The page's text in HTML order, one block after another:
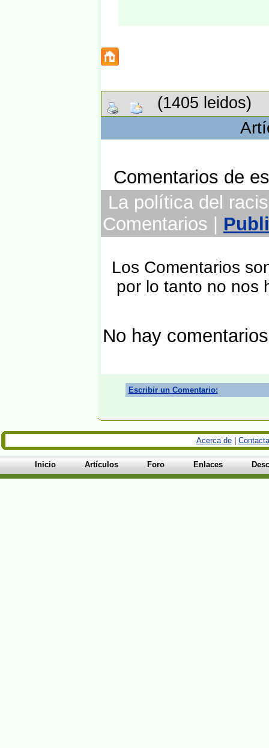
(1405 leidos)
Comentarios de
La política del
Comentarios |
Los Comentarios
por lo tanto no nos
No hay
Escribir un Comentario:
Acerca de|
Inicio Artículos Foro Enlaces